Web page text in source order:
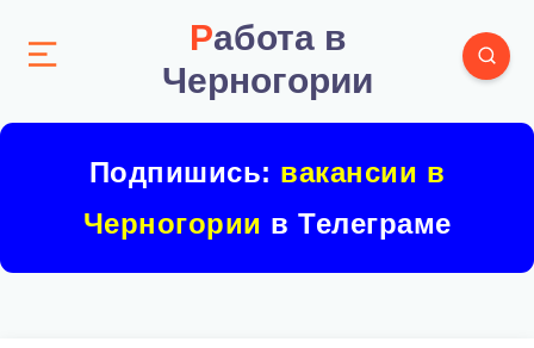
Работа в
Черногории
Подпишись: вакансии в
Черногории в Телеграме